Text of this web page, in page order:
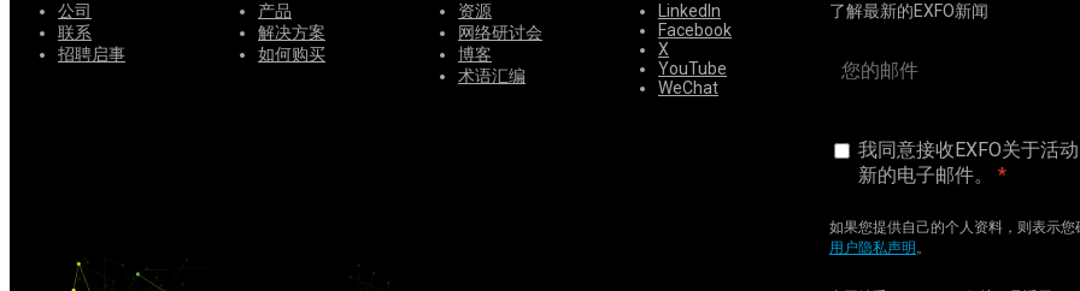
公司
联系
招聘启事
产品
解决方案
如何购买
资源
网络研讨会
博客
术语汇编
LinkedIn
Facebook
X
YouTube
WeChat
了解最新的EXFO新闻
我同意接收EXFO关于活
新的电子邮件。
如果您提供自己的个人资料，则表示您
用户隐私声明 。